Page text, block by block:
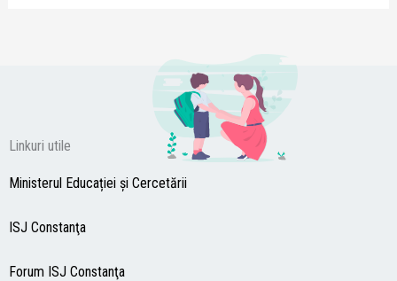
Linkuri utile
Ministerul Educației și Cercetării
ISJ Constanţa
Forum ISJ Constanţa